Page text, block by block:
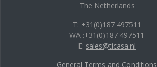
The Netherlands
T: +31(0)187 497511
WA :+31(0)187 497511
E: sales@ticasa.nl
General Terms and Conditions